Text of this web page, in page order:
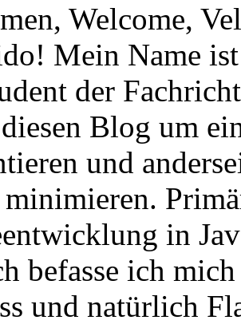
Welcome,
Mein Name
der
Blog um
und
minimieren.
in
befasse ich
und natürlich